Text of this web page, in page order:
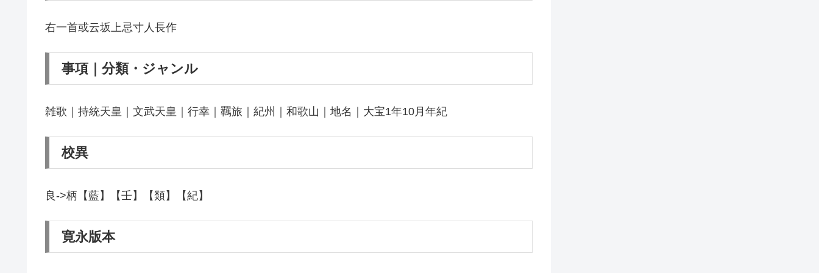
右一首或云坂上忌寸人長作
事項｜分類・ジャンル
雑歌｜持統天皇｜文武天皇｜行幸｜羈旅｜紀州｜和歌山｜地名｜大宝1年10月年紀
校異
良->柄【藍】【壬】【類】【紀】
寛永版本